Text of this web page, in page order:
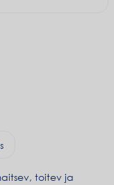
toitev ja